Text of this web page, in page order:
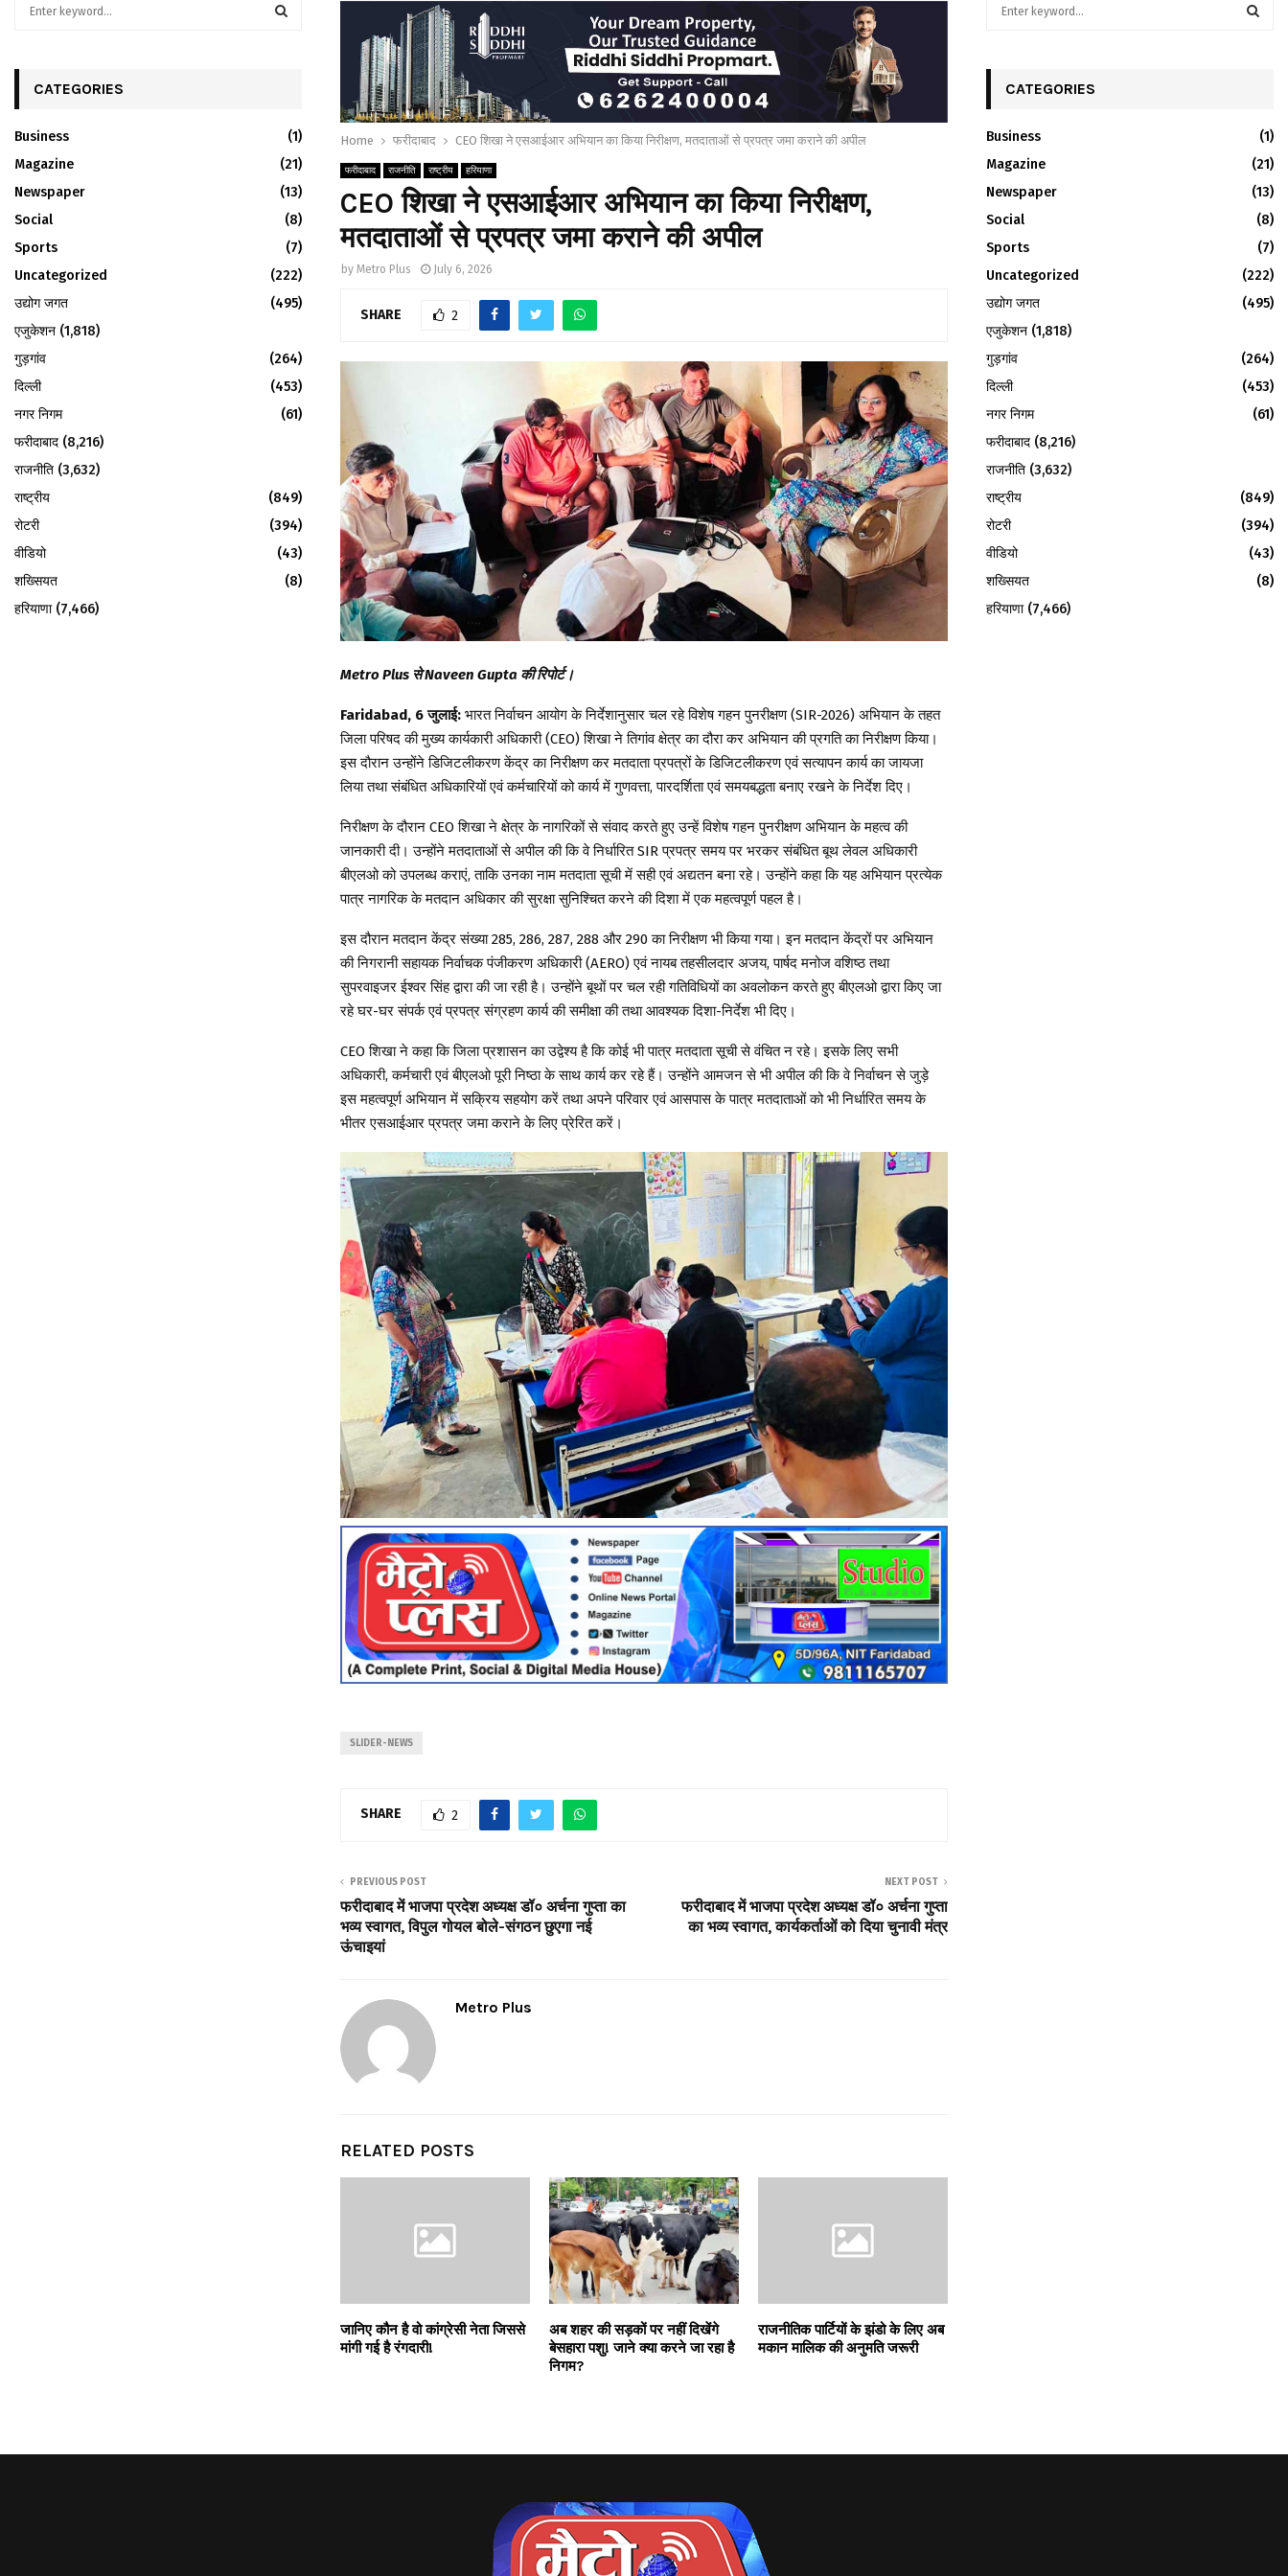
Home फरीदाबाद CEO शिखा ने एसआईआर अभियान का किया निरीक्षण, मतदाताओं से प्रपत्र जमा कराने की अपील
फरीदाबाद राजनीति राष्ट्रीय हरियाणा
CEO शिखा ने एसआईआर अभियान का किया निरीक्षण,
मतदाताओं से प्रपत्र जमा कराने की अपील
by Metro Plus July 6, 2026
SHARE 2
Metro Plus से Naveen Gupta की रिपोर्ट।
Faridabad, 6 जुलाई: भारत निर्वाचन आयोग के निर्देशानुसार चल रहे विशेष गहन पुनरीक्षण (SIR-2026) अभियान के तहत
जिला परिषद की मुख्य कार्यकारी अधिकारी (CEO) शिखा ने तिगांव क्षेत्र का दौरा कर अभियान की प्रगति का निरीक्षण किया।
इस दौरान उन्होंने डिजिटलीकरण केंद्र का निरीक्षण कर मतदाता प्रपत्रों के डिजिटलीकरण एवं सत्यापन कार्य का जायजा
लिया तथा संबंधित अधिकारियों एवं कर्मचारियों को कार्य में गुणवत्ता, पारदर्शिता एवं समयबद्धता बनाए रखने के निर्देश दिए।
निरीक्षण के दौरान CEO शिखा ने क्षेत्र के नागरिकों से संवाद करते हुए उन्हें विशेष गहन पुनरीक्षण अभियान के महत्व की
जानकारी दी। उन्होंने मतदाताओं से अपील की कि वे निर्धारित SIR प्रपत्र समय पर भरकर संबंधित बूथ लेवल अधिकारी
बीएलओ को उपलब्ध कराएं, ताकि उनका नाम मतदाता सूची में सही एवं अद्यतन बना रहे। उन्होंने कहा कि यह अभियान प्रत्येक
पात्र नागरिक के मतदान अधिकार की सुरक्षा सुनिश्चित करने की दिशा में एक महत्वपूर्ण पहल है।
इस दौरान मतदान केंद्र संख्या 285, 286, 287, 288 और 290 का निरीक्षण भी किया गया। इन मतदान केंद्रों पर अभियान
की निगरानी सहायक निर्वाचक पंजीकरण अधिकारी (AERO) एवं नायब तहसीलदार अजय, पार्षद मनोज वशिष्ठ तथा
सुपरवाइजर ईश्वर सिंह द्वारा की जा रही है। उन्होंने बूथों पर चल रही गतिविधियों का अवलोकन करते हुए बीएलओ द्वारा किए जा
रहे घर-घर संपर्क एवं प्रपत्र संग्रहण कार्य की समीक्षा की तथा आवश्यक दिशा-निर्देश भी दिए।
CEO शिखा ने कहा कि जिला प्रशासन का उद्वेश्य है कि कोई भी पात्र मतदाता सूची से वंचित न रहे। इसके लिए सभी
अधिकारी, कर्मचारी एवं बीएलओ पूरी निष्ठा के साथ कार्य कर रहे हैं। उन्होंने आमजन से भी अपील की कि वे निर्वाचन से जुड़े
इस महत्वपूर्ण अभियान में सक्रिय सहयोग करें तथा अपने परिवार एवं आसपास के पात्र मतदाताओं को भी निर्धारित समय के
भीतर एसआईआर प्रपत्र जमा कराने के लिए प्रेरित करें।
SLIDER-NEWS
SHARE 2
PREVIOUS POST
फरीदाबाद में भाजपा प्रदेश अध्यक्ष डॉ० अर्चना गुप्ता का
भव्य स्वागत, विपुल गोयल बोले-संगठन छुएगा नई
ऊंचाइयां
NEXT POST
फरीदाबाद में भाजपा प्रदेश अध्यक्ष डॉ० अर्चना गुप्ता
का भव्य स्वागत, कार्यकर्ताओं को दिया चुनावी मंत्र
Metro Plus
RELATED POSTS
जानिए कौन है वो कांग्रेसी नेता जिससे
मांगी गई है रंगदारी!
अब शहर की सड़कों पर नहीं दिखेंगे
बेसहारा पशु! जाने क्या करने जा रहा है
निगम?
राजनीतिक पार्टियों के झंडो के लिए अब
मकान मालिक की अनुमति जरूरी
o
r
:
R
C
CATEGORIES
Business
(1)
Magazine
(21)
Newspaper
(13)
Social
(8)
Sports
(7)
Uncategorized
(222)
उद्योग जगत
(495)
एजुकेशन (1,818)
गुड़गांव
(264)
दिल्ली
(453)
नगर निगम
(61)
फरीदाबाद (8,216)
राजनीति (3,632)
राष्ट्रीय
(849)
रोटरी
(394)
वीडियो
(43)
शख्सियत
(8)
हरियाणा(7,466)
o
r
:
R
C
CATEGORIES
Business
(1)
Magazine
(21)
Newspaper
(13)
Social
(8)
Sports
(7)
Uncategorized
(222)
उद्योग जगत
(495)
एजुकेशन (1,818)
गुड़गांव
(264)
दिल्ली
(453)
नगर निगम
(61)
फरीदाबाद (8,216)
राजनीति (3,632)
राष्ट्रीय
(849)
रोटरी
(394)
वीडियो
(43)
शख्सियत
(8)
हरियाणा(7,466)